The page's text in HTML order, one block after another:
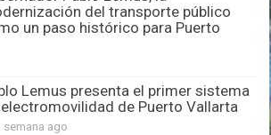
del transporte público
un paso histórico para Puerto
Lemus presenta el primer sistema
de Puerto Vallarta
semana ago